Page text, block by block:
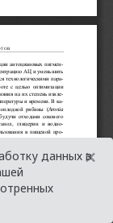
данных в×